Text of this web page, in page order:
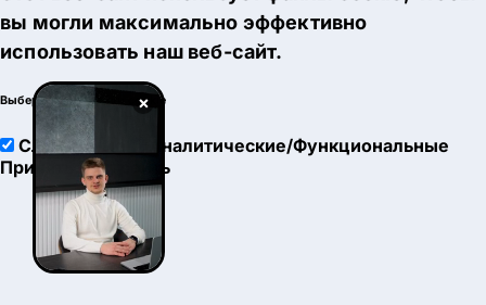
×
вы могли максимально эффективно
использовать наш веб-сайт.
Выберите настройки cookie
Служебные
Аналитические/Функциональные
Принять
Настроить